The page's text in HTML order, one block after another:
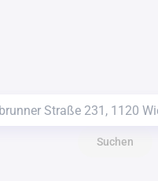
Suchen